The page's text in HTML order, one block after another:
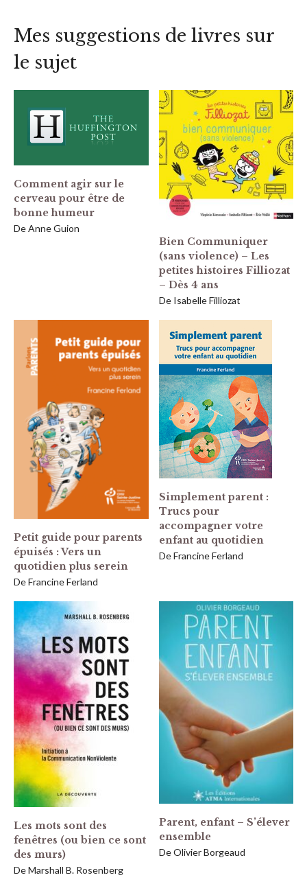
Mes suggestions de livres sur
le sujet
Comment agir sur le
cerveau pour être de
bonne humeur
De Anne Guion
Bien Communiquer
(sans violence) – Les
petites histoires Filliozat
– Dès 4 ans
De Isabelle Filliozat
Petit guide pour parents
épuisés : Vers un
quotidien plus serein
De Francine Ferland
Simplement parent :
Trucs pour
accompagner votre
enfant au quotidien
De Francine Ferland
Les mots sont des
fenêtres (ou bien ce sont
des murs)
De Marshall B. Rosenberg
Parent, enfant – S’élever
ensemble
De Olivier Borgeaud